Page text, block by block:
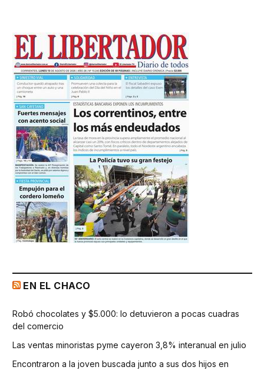
EN EL CHACO
Robó chocolates y $5.000: lo detuvieron a pocas cuadras
del comercio
Las ventas minoristas pyme cayeron 3,8% interanual en julio
Encontraron a la joven buscada junto a sus dos hijos en